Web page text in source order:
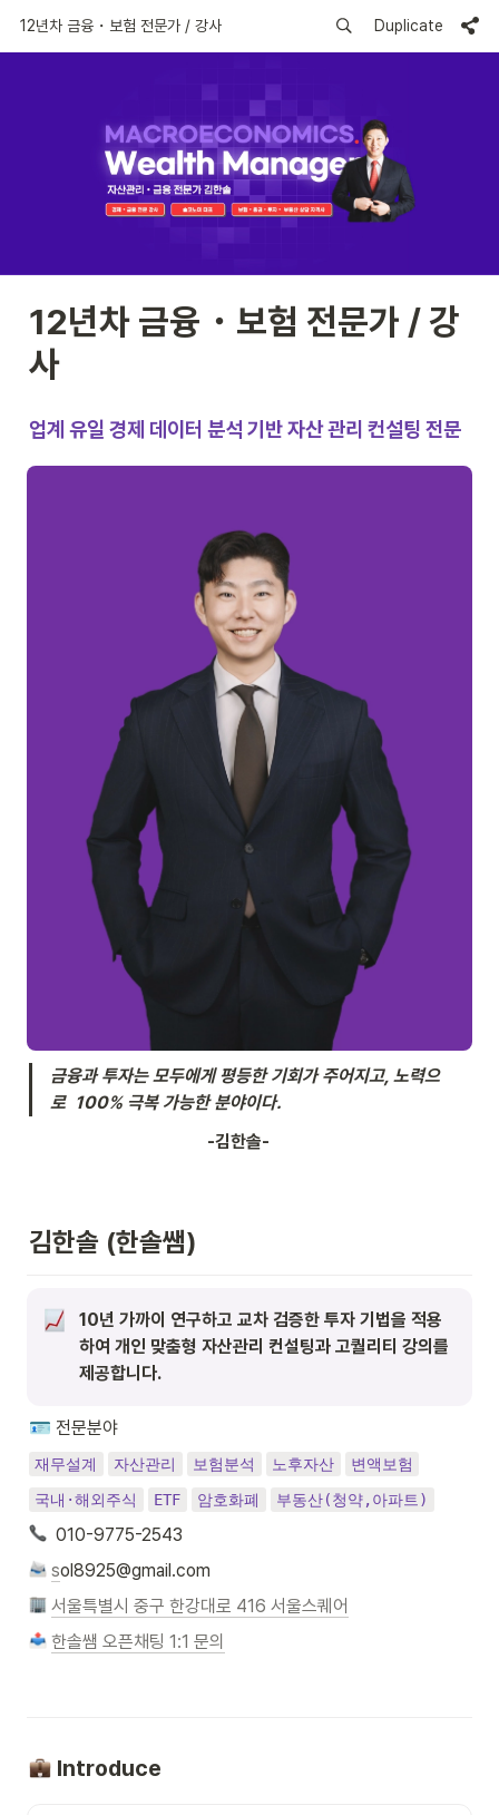
12년차 금융・보험 전문가 / 강사 Duplicate
12년차 금융・보험 전문가 / 강
사
업계 유일 경제 데이터 분석 기반 자산 관리 컨설팅 전문
금융과 투자는 모두에게 평등한 기회가 주어지고, 노력으
로  100% 극복 가능한 분야이다.
                                        -김한솔-
김한솔 (한솔쌤)
10년 가까이 연구하고 교차 검증한 투자 기법을 적용
하여 개인 맞춤형 자산관리 컨설팅과 고퀄리티 강의를
제공합니다.
🪪 전문분야
재무설계 자산관리 보험분석 노후자산
변액보험
국내·해외주식
ETF 암호화폐 부동산(청약,아파트)
  010-9775-2543
sol8925@gmail.com
서울특별시 중구 한강대로 416 서울스퀘어
한솔쌤 오픈채팅 1:1 문의
Introduce